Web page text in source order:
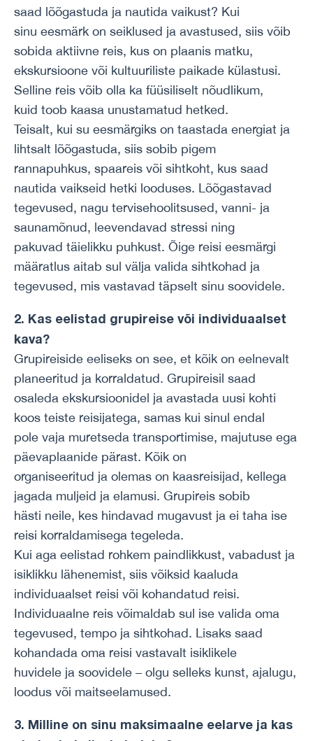
saad lõõgastuda ja nautida vaikust? Kui
sinu eesmärk on seiklused ja avastused, siis võib
sobida aktiivne reis, kus on plaanis matku,
ekskursioone või kultuuriliste paikade külastusi.
Selline reis võib olla ka füüsiliselt nõudlikum,
kuid toob kaasa unustamatud hetked.
Teisalt, kui su eesmärgiks on taastada energiat ja
lihtsalt lõõgastuda, siis sobib pigem
rannapuhkus, spaareis või sihtkoht, kus saad
nautida vaikseid hetki looduses. Lõõgastavad
tegevused, nagu tervisehoolitsused, vanni- ja
saunamõnud, leevendavad stressi ning
pakuvad täielikku puhkust. Õige reisi eesmärgi
määratlus aitab sul välja valida sihtkohad ja
tegevused, mis vastavad täpselt sinu soovidele.
2. Kas eelistad grupireise või individuaalset
kava?
Grupireiside eeliseks on see, et kõik on eelnevalt
planeeritud ja korraldatud. Grupireisil saad
osaleda ekskursioonidel ja avastada uusi kohti
koos teiste reisijatega, samas kui sinul endal
pole vaja muretseda transportimise, majutuse ega
päevaplaanide pärast. Kõik on
organiseeritud ja olemas on kaasreisijad, kellega
jagada muljeid ja elamusi. Grupireis sobib
hästi neile, kes hindavad mugavust ja ei taha ise
reisi korraldamisega tegeleda.
Kui aga eelistad rohkem paindlikkust, vabadust ja
isiklikku lähenemist, siis võiksid kaaluda
individuaalset reisi või kohandatud reisi.
Individuaalne reis võimaldab sul ise valida oma
tegevused, tempo ja sihtkohad. Lisaks saad
kohandada oma reisi vastavalt isiklikele
huvidele ja soovidele – olgu selleks kunst, ajalugu,
loodus või maitseelamused.
3. Milline on sinu maksimaalne eelarve ja kas